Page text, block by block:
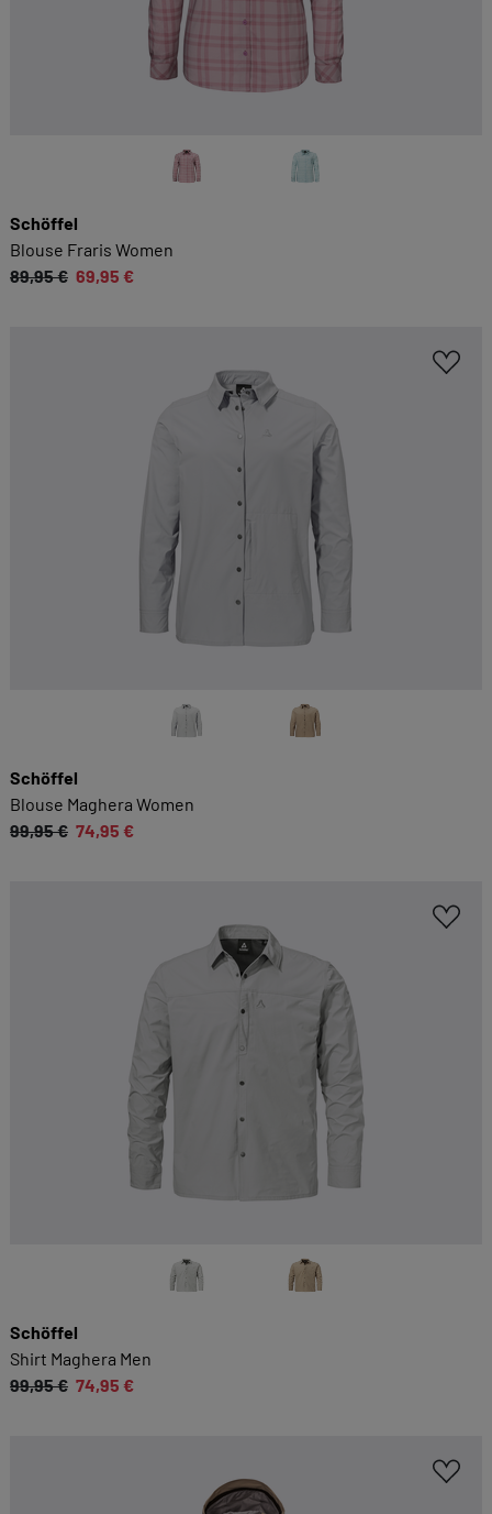
Schöffel
Blouse Fraris Women
89,95 € 69,95 €
Schöffel
Blouse Maghera Women
99,95 € 74,95 €
Schöffel
Shirt Maghera Men
99,95 € 74,95 €